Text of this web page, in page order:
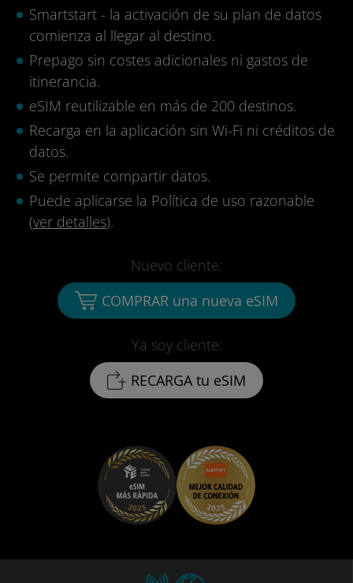
Smartstart - la activación de su plan de datos
comienza al llegar al destino.
Prepago sin costes adicionales ni gastos de
itinerancia.
eSIM reutilizable en más de 200 destinos.
Recarga en la aplicación sin Wi-Fi ni créditos de
datos.
Se permite compartir datos.
Puede aplicarse la Política de uso razonable
(ver detalles).
Ya soy cliente:
RECARGA tu eSIM
Nuevo cliente:
COMPRAR una nueva eSIM